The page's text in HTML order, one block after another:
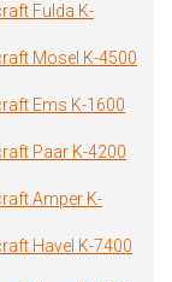
Fulda K-
Mosel K-4500
Ems K-1600
Paar K-4200
Amper K-
Havel K-7400